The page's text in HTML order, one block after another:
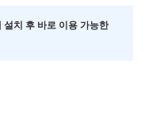
치 후 바로 이용 가능한